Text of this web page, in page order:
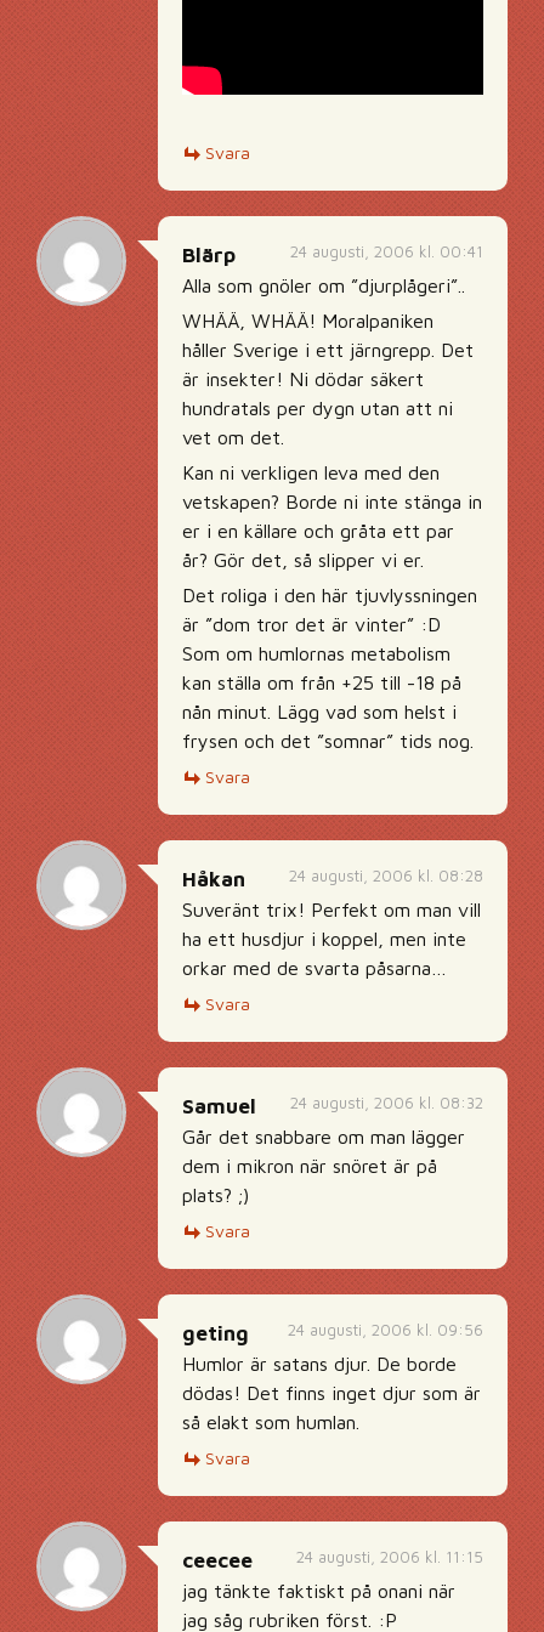
Svara
24 augusti, 2006 kl. 00:41
Blärp
Alla som gnöler om ”djurplågeri”..
WHÄÄ, WHÄÄ! Moralpaniken
håller Sverige i ett järngrepp. Det
är insekter! Ni dödar säkert
hundratals per dygn utan att ni
vet om det.
Kan ni verkligen leva med den
vetskapen? Borde ni inte stänga in
er i en källare och gråta ett par
år? Gör det, så slipper vi er.
Det roliga i den här tjuvlyssningen
är ”dom tror det är vinter” :D
Som om humlornas metabolism
kan ställa om från +25 till -18 på
nån minut. Lägg vad som helst i
frysen och det ”somnar” tids nog.
Svara
24 augusti, 2006 kl. 08:28
Håkan
Suveränt trix! Perfekt om man vill
ha ett husdjur i koppel, men inte
orkar med de svarta påsarna…
Svara
24 augusti, 2006 kl. 08:32
Samuel
Går det snabbare om man lägger
dem i mikron när snöret är på
plats? ;)
Svara
24 augusti, 2006 kl. 09:56
geting
Humlor är satans djur. De borde
dödas! Det finns inget djur som är
så elakt som humlan.
Svara
24 augusti, 2006 kl. 11:15
ceecee
jag tänkte faktiskt på onani när
jag såg rubriken först. :P